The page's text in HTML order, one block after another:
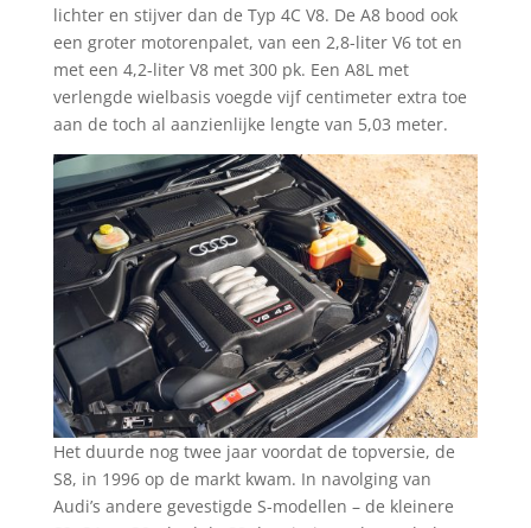
lichter en stijver dan de Typ 4C V8. De A8 bood ook
een groter motorenpalet, van een 2,8-liter V6 tot en
met een 4,2-liter V8 met 300 pk. Een A8L met
verlengde wielbasis voegde vijf centimeter extra toe
aan de toch al aanzienlijke lengte van 5,03 meter.
Het duurde nog twee jaar voordat de topversie, de
S8, in 1996 op de markt kwam. In navolging van
Audi’s andere gevestigde S-modellen – de kleinere